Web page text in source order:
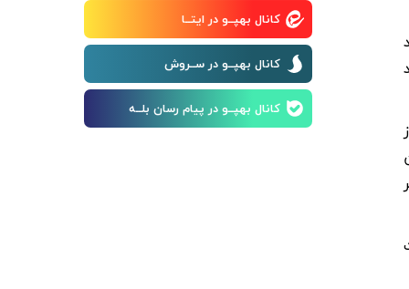
کانال بهپــو در ایتــا
کانال بهپــو در ســروش
کانال بهپــو در پیام رسان بلــه